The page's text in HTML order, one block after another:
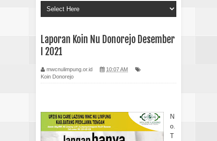
Laporan Koin Nu Donorejo Desember
I 2021
mwcnulimpung.or.id
10:07 AM
Koin Donorejo
N
o.
T